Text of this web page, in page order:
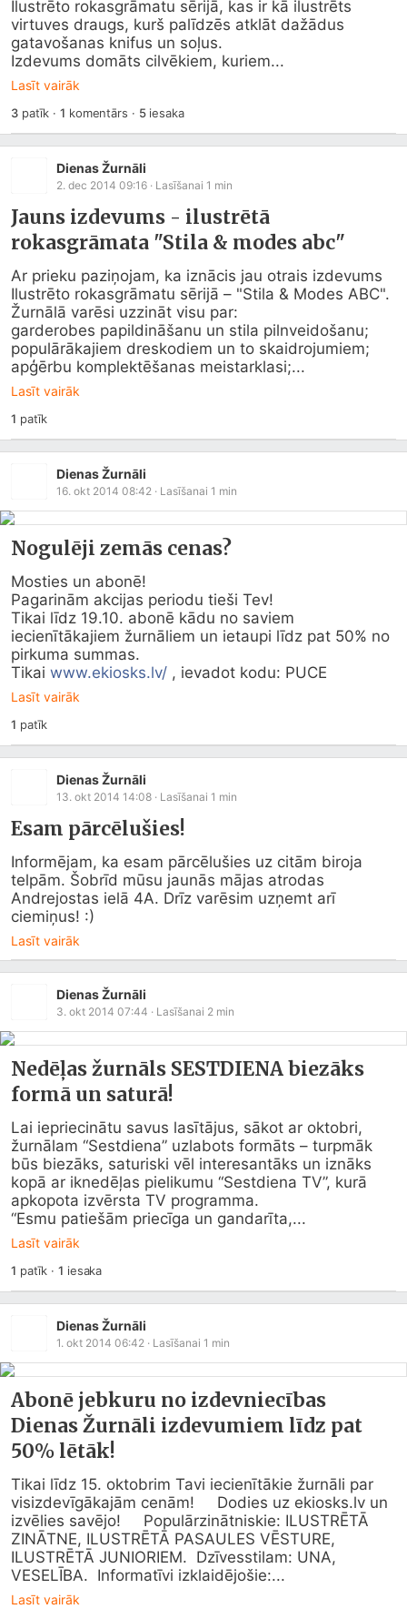
Ilustrēto rokasgrāmatu sērijā, kas ir kā ilustrēts
virtuves draugs, kurš palīdzēs atklāt dažādus
gatavošanas knifus un soļus.
Izdevums domāts cilvēkiem, kuriem...
Lasīt vairāk
3patīk ·1 komentārs · 5iesaka
Dienas Žurnāli
2. dec 2014 09:16 · Lasīšanai 1 min
Jauns izdevums - ilustrētā
rokasgrāmata "Stila & modes abc"
Ar prieku paziņojam, ka iznācis jau otrais izdevums
Ilustrēto rokasgrāmatu sērijā – "Stila & Modes ABC".
Žurnālā varēsi uzzināt visu par:
garderobes papildināšanu un stila pilnveidošanu;
populārākajiem dreskodiem un to skaidrojumiem;
apģērbu komplektēšanas meistarklasi;...
Lasīt vairāk
1 patīk
Dienas Žurnāli
16. okt 2014 08:42 · Lasīšanai 1 min
Nogulēji zemās cenas?
Mosties un abonē!
Pagarinām akcijas periodu tieši Tev!
Tikai līdz 19.10. abonē kādu no saviem
iecienītākajiem žurnāliem un ietaupi līdz pat 50% no
pirkuma summas.
Tikai www.ekiosks.lv/ , ievadot kodu: PUCE
Lasīt vairāk
1 patīk
Dienas Žurnāli
13. okt 2014 14:08 · Lasīšanai 1 min
Esam pārcēlušies!
Informējam, ka esam pārcēlušies uz citām biroja
telpām. Šobrīd mūsu jaunās mājas atrodas
Andrejostas ielā 4A. Drīz varēsim uzņemt arī
ciemiņus! :)
Lasīt vairāk
Dienas Žurnāli
3. okt 2014 07:44 · Lasīšanai 2 min
Nedēļas žurnāls SESTDIENA biezāks
formā un saturā!
Lai iepriecinātu savus lasītājus, sākot ar oktobri,
žurnālam “Sestdiena” uzlabots formāts – turpmāk
būs biezāks, saturiski vēl interesantāks un iznāks
kopā ar iknedēļas pielikumu “Sestdiena TV”, kurā
apkopota izvērsta TV programma.
“Esmu patiešām priecīga un gandarīta,...
Lasīt vairāk
1 patīk ·1 iesaka
Dienas Žurnāli
1. okt 2014 06:42 · Lasīšanai 1 min
Abonē jebkuru no izdevniecības
Dienas Žurnāli izdevumiem līdz pat
50% lētāk!
Tikai līdz 15. oktobrim Tavi iecienītākie žurnāli par
visizdevīgākajām cenām!     Dodies uz ekiosks.lv un
izvēlies savējo!     Populārzinātniskie: ILUSTRĒTĀ
ZINĀTNE, ILUSTRĒTĀ PASAULES VĒSTURE,
ILUSTRĒTĀ JUNIORIEM.  Dzīvesstilam: UNA,
VESELĪBA.  Informatīvi izklaidējošie:...
Lasīt vairāk